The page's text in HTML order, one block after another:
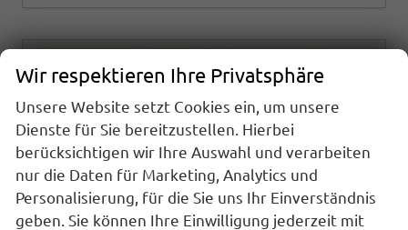
Wir respektieren Ihre Privatsphäre
Unsere Website setzt Cookies ein, um unsere
Dienste für Sie bereitzustellen. Hierbei
berücksichtigen wir Ihre Auswahl und verarbeiten
nur die Daten für Marketing, Analytics und
Personalisierung, für die Sie uns Ihr Einverständnis
geben. Sie können Ihre Einwilligung jederzeit mit